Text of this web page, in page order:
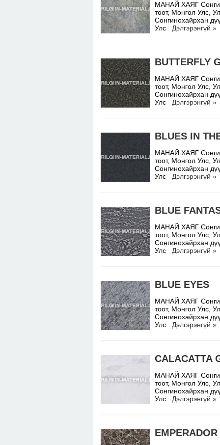
МАНАЙ ХАЯГ
тоот, Монгол Улс,
Сонгинохайрхан
Улс Дэлгэрэнгүй »
BUTTERFLY
МАНАЙ ХАЯГ
тоот, Монгол Улс,
Сонгинохайрхан
Улс Дэлгэрэнгүй »
BLUES IN
МАНАЙ ХАЯГ
тоот, Монгол Улс,
Сонгинохайрхан
Улс Дэлгэрэнгүй »
BLUE
МАНАЙ ХАЯГ
тоот, Монгол Улс,
Сонгинохайрхан
Улс Дэлгэрэнгүй »
BLUE EYES
МАНАЙ ХАЯГ
тоот, Монгол Улс,
Сонгинохайрхан
Улс Дэлгэрэнгүй »
CALACATTA
МАНАЙ ХАЯГ
тоот, Монгол Улс,
Сонгинохайрхан
Улс Дэлгэрэнгүй »